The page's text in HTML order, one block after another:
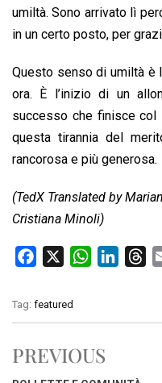
umiltà. Sono arrivato lì
in un certo posto, per
Questo senso di umiltà è
ora. È l’inizio di un
successo che finisce col
questa tirannia del
rancorosa e più generosa.
(TedX Translated by
Cristiana Minoli)
c
e
o
W
t
A
k
e
Tag: featured
PREVIOUS